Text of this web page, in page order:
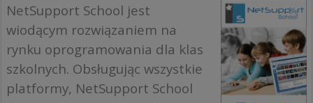
NetSupport School jest
wiodącym rozwiązaniem na
rynku oprogramowania dla klas
szkolnych. Obsługując wszystkie
platformy, NetSupport School